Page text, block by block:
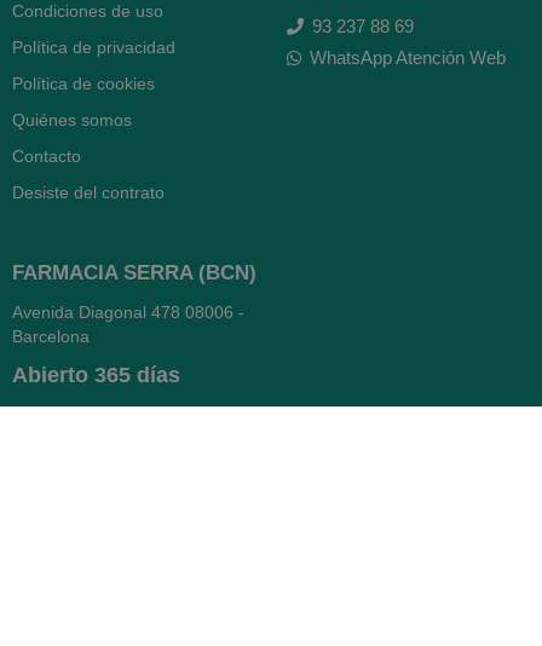
Condiciones de uso
Política de privacidad
Política de cookies
Quiénes somos
Contacto
Desiste del contrato
93 237 88 69
WhatsApp Atención Web
FARMACIA SERRA (BCN)
Avenida Diagonal 478 08006 -
Barcelona
Abierto 365 días